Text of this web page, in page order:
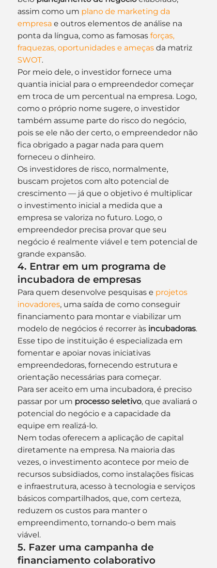
assim como um plano de marketing da
empresa e outros elementos de análise na
ponta da língua, como as famosas forças,
fraquezas, oportunidades e ameças da matriz
SWOT.
Por meio dele, o investidor fornece uma
quantia inicial para o empreendedor começar
em troca de um percentual na empresa. Logo,
como o próprio nome sugere, o investidor
também assume parte do risco do negócio,
pois se ele não der certo, o empreendedor não
fica obrigado a pagar nada para quem
forneceu o dinheiro.
Os investidores de risco, normalmente,
buscam projetos com alto potencial de
crescimento — já que o objetivo é multiplicar
o investimento inicial a medida que a
empresa se valoriza no futuro. Logo, o
empreendedor precisa provar que seu
negócio é realmente viável e tem potencial de
grande expansão.
4. Entrar em um programa de
incubadora de empresas
Para quem desenvolve pesquisas e projetos
inovadores, uma saída de como conseguir
financiamento para montar e viabilizar um
modelo de negócios é recorrer às incubadoras.
Esse tipo de instituição é especializada em
fomentar e apoiar novas iniciativas
empreendedoras, fornecendo estrutura e
orientação necessárias para começar.
Para ser aceito em uma incubadora, é preciso
passar por um processo seletivo, que avaliará o
potencial do negócio e a capacidade da
equipe em realizá-lo.
Nem todas oferecem a aplicação de capital
diretamente na empresa. Na maioria das
vezes, o investimento acontece por meio de
recursos subsidiados, como instalações físicas
e infraestrutura, acesso à tecnologia e serviços
básicos compartilhados, que, com certeza,
reduzem os custos para manter o
empreendimento, tornando-o bem mais
viável.
5. Fazer uma campanha de
financiamento colaborativo